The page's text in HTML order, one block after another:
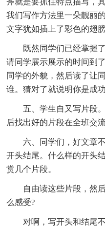
我们写作方法里一朵靓丽
文字犹如插上了彩色的翅
既然同学们已经掌握
请同学展示展示的时间到
同学的外貌，然后读了让
谁。猜对了就说明你是成功
五、学生自又写片段
后找出好的片段在全班交流
六、同学们，好文章
开头结尾。什么样的开头
赏几个片段。
自由读这些片段，然
么感受?
对啊，写开头和结尾